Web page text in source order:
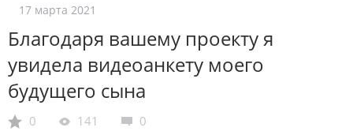
17 марта 2021
Благодаря вашему проекту я
увидела видеоанкету моего
будущего сына
0 141 0